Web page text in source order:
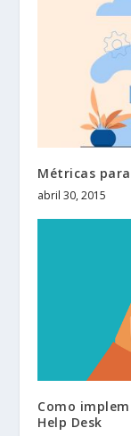
Métricas para
abril 30, 2015
Como
Help Desk